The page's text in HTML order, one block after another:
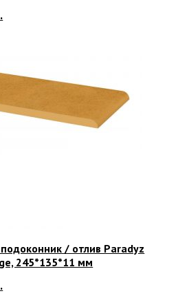
/ отлив Paradyz
245*135*11 мм